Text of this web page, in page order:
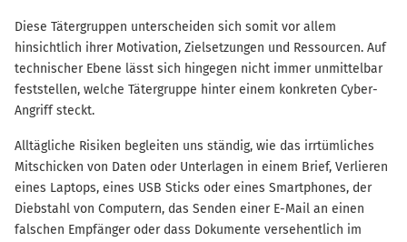
Diese Tätergruppen unterscheiden sich somit vor allem
hinsichtlich ihrer Motivation, Zielsetzungen und Ressourcen. Auf
technischer Ebene lässt sich hingegen nicht immer unmittelbar
feststellen, welche Tätergruppe hinter einem konkreten Cyber-
Angriff steckt.
Alltägliche Risiken begleiten uns ständig, wie das irrtümliches
Mitschicken von Daten oder Unterlagen in einem Brief, Verlieren
eines Laptops, eines USB Sticks oder eines Smartphones, der
Diebstahl von Computern, das Senden einer E-Mail an einen
falschen Empfänger oder dass Dokumente versehentlich im